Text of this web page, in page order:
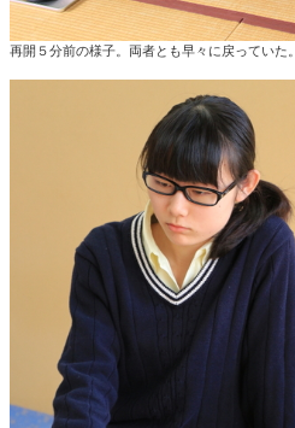
再開５分前の様子。両者とも早々に戻っていた。